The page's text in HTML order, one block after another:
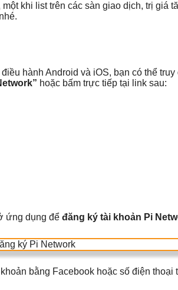
khi list trên các sàn giao dịch, trị giá
hành Android và iOS, bạn có thể
hoặc bấm trực tiếp tại link sau:
ứng dụng để đăng ký tài khoản Pi
bằng Facebook hoặc số điện